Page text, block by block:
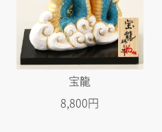
宝龍
8,800円